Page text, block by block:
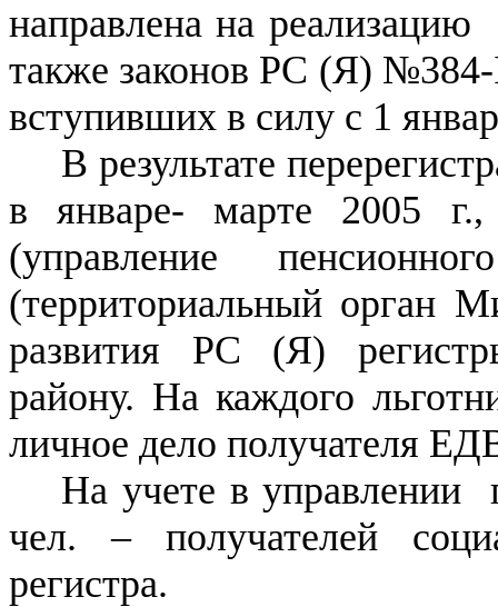
направлена на
также законов РС (Я) №384-
вступивших в силу с 1
В результате
в январе- марте 2005 г.,
(управление
(территориальный орган
развития РС (Я)
району. На каждого
личное дело получателя
На учете в управлении
чел. – получателей
регистра.